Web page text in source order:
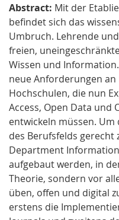
Abstract: Mit der
befindet sich das
Umbruch. Lehrende
freien,
Wissen und
neue Anforderungen
Hochschulen, die nun
Access, Open Data und
entwickeln müssen.
des Berufsfelds gerecht
Department Information
aufgebaut werden, in
Theorie, sondern vor
üben, offen und digital
erstens die